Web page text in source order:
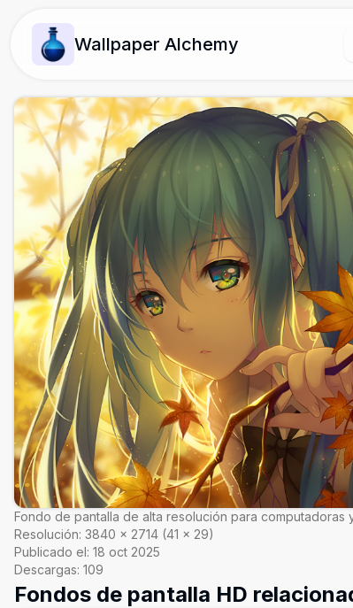
Wallpaper Alchemy
Fondo de pantalla de alta resolución para computadoras
Resolución: 3840 × 2714 (41 × 29)
Publicado el: 18 oct 2025
Descargas: 109
Fondos de pantalla HD